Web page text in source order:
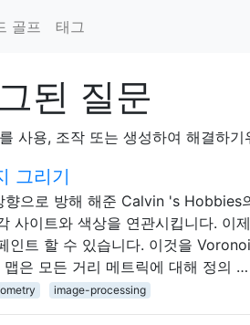
골프 태그
된 질문
사용, 조작 또는 생성하여 해결하기
그리기
향으로 방해 해준 Calvin 's Hobbies
사이트와 색상을 연관시킵니다. 이
인트 할 수 있습니다. 이것을
은 모든 거리 메트릭에 대해 정의 …
image-processing